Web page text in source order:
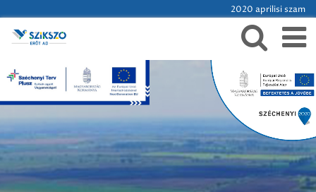
2020 aprilisi szam